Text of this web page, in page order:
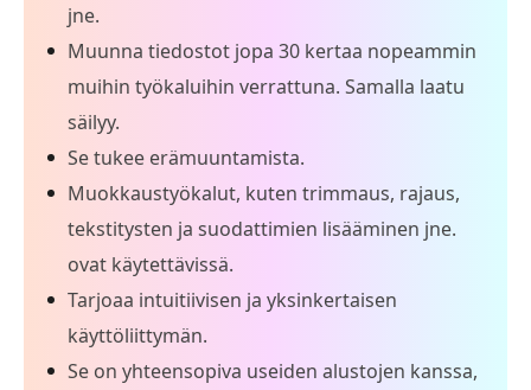
jne.
Muunna tiedostot jopa 30 kertaa nopeammin
muihin työkaluihin verrattuna. Samalla laatu
säilyy.
Se tukee erämuuntamista.
Muokkaustyökalut, kuten trimmaus, rajaus,
tekstitysten ja suodattimien lisääminen jne.
ovat käytettävissä.
Tarjoaa intuitiivisen ja yksinkertaisen
käyttöliittymän.
Se on yhteensopiva useiden alustojen kanssa,